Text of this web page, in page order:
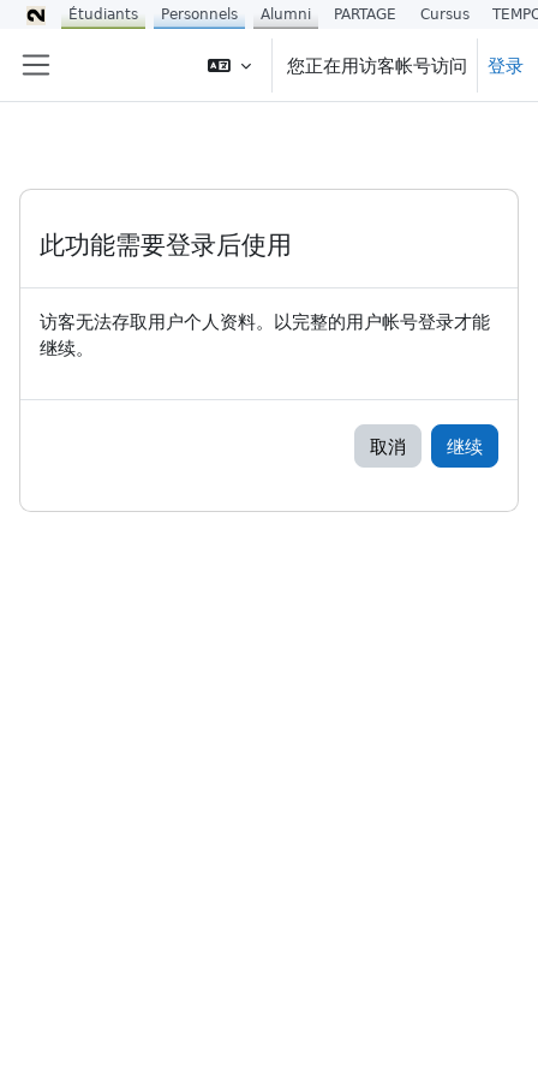
您正在用访客帐号访问 登录
此功能需要登录后使用
访客无法存取用户个人资料。以完整的用户帐号登录才能
继续。
取消 继续
Étudiants Personnels Alumni PARTAGE Cursus